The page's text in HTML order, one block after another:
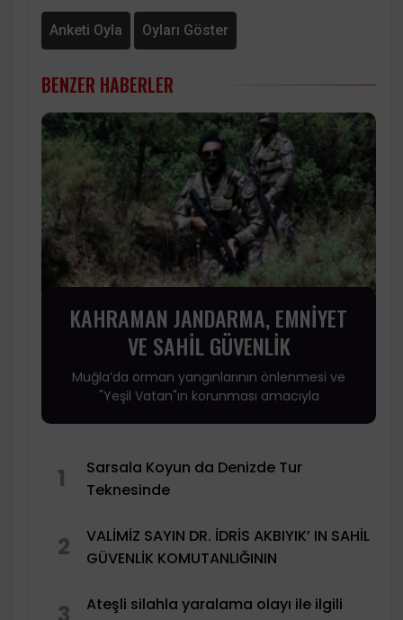
Anketi Oyla Oyları Göster
BENZER HABERLER
KAHRAMAN JANDARMA, EMNİYET
VE SAHİL GÜVENLİK
Muğla’da orman yangınlarının önlenmesi ve
"Yeşil Vatan"ın korunması amacıyla
1
Sarsala Koyun da Denizde Tur
Teknesinde
2
VALİMİZ SAYIN DR. İDRİS AKBIYIK’ IN SAHİL
GÜVENLİK KOMUTANLIĞININ
Ateşli silahla yaralama olayı ile ilgili